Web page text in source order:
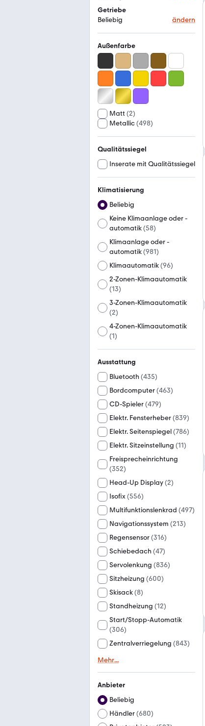
Getriebe
Beliebig
ändern
Außenfarbe
Matt (2)
Metallic(498)
Qualitätssiegel
Inserate mit Qualitätssiegel
Klimatisierung
Beliebig
Keine Klimaanlage oder -
automatik(58)
Klimaanlage oder -
automatik(981)
Klimaautomatik(96)
2-Zonen-Klimaautomatik
(13)
3-Zonen-Klimaautomatik
(2)
4-Zonen-Klimaautomatik
(1)
Ausstattung
Bluetooth (435)
Bordcomputer(463)
CD-Spieler(479)
Elektr. Fensterheber(839)
Elektr. Seitenspiegel(786)
Elektr. Sitzeinstellung (11)
Freisprecheinrichtung
(352)
Head-Up Display(2)
Isofix(556)
Multifunktionslenkrad (497)
Navigationssystem (213)
Regensensor(316)
Schiebedach (47)
Servolenkung (836)
Sitzheizung (600)
Skisack(8)
Standheizung (12)
Start/Stopp-Automatik
(306)
Zentralverriegelung (843)
Mehr...
Anbieter
Beliebig
Händler(680)